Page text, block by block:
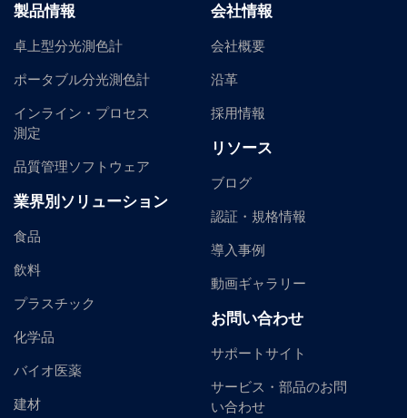
製品情報
卓上型分光測色計
ポータブル分光測色計
インライン・プロセス
測定
品質管理ソフトウェア
業界別ソリューション
食品
飲料
プラスチック
化学品
バイオ医薬
建材
会社情報
会社概要
沿革
採用情報
リソース
ブログ
認証・規格情報
導入事例
動画ギャラリー
お問い合わせ
サポートサイト
サービス・部品のお問
い合わせ